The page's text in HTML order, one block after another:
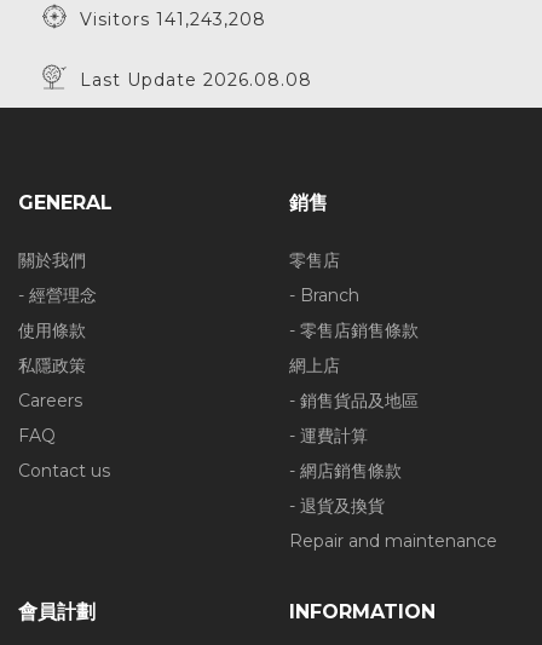
Visitors 141,243,208
Last Update 2026.08.08
GENERAL
關於我們
- 經營理念
使用條款
私隱政策
Careers
FAQ
Contact us
銷售
零售店
- Branch
- 零售店銷售條款
網上店
- 銷售貨品及地區
- 運費計算
- 網店銷售條款
- 退貨及換貨
Repair and maintenance
會員計劃 INFORMATION